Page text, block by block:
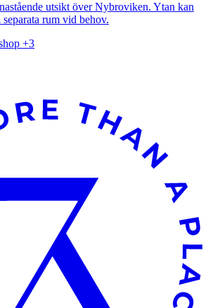
utsikt över Nybroviken. Ytan kan
rum vid behov.
+3